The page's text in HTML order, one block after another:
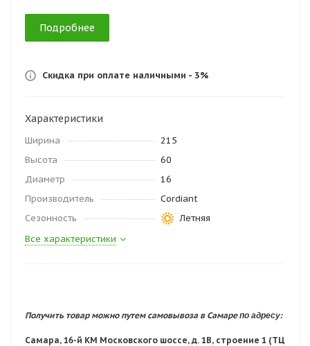
Подробнее
Скидка при оплате наличными - 3%
Характеристики
Ширина
215
Высота
60
Диаметр
16
Производитель
Cordiant
Сезонность
Летняя
Все характеристики
Получить товар можно путем самовывоза в Самарепо адресу:
Самара, 16-й КМ Московского шоссе, д. 1В, строение 1 (ТЦ